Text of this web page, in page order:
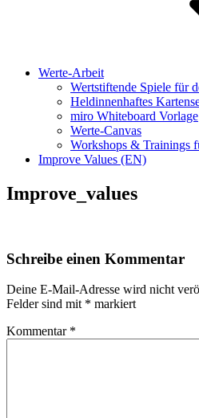
Werte-Arbeit
Wertstiftende Spiele für
Heldinnenhaftes
miro Whiteboard Vorlage
Werte-Canvas
Workshops & Trainings
Improve Values (EN)
Improve_values
Schreibe einen Kommentar
Deine E-Mail-Adresse wird nicht
Felder sind mit * markiert
Kommentar *